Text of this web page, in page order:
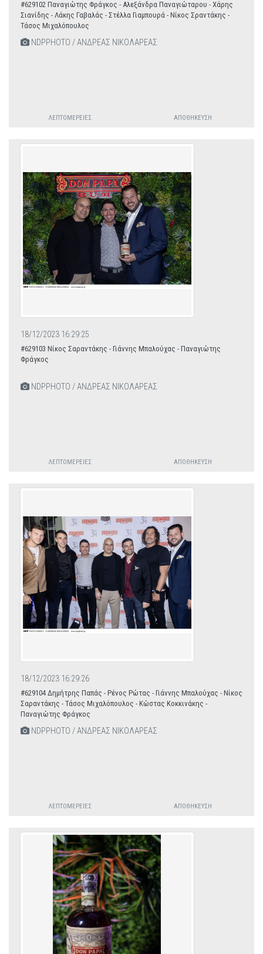
#629102 Παναγιώτης Φράγκος - Αλεξάνδρα Παναγιώταρου - Χάρης
Σιανίδης - Λάκης Γαβαλάς - Στέλλα Γιαμπουρά - Νίκος Σραντάκης -
Τάσος Μιχαλόπουλος
NDPPHOTO / ΑΝΔΡΕΑΣ ΝΙΚΟΛΑΡΕΑΣ
ΛΕΠΤΟΜΈΡΕΙΕΣ ΑΠΟΘΉΚΕΥΣΗ
18/12/2023 16:29:25
#629103 Νίκος Σαραντάκης - Γιάννης Μπαλούχας - Παναγιώτης
Φράγκος
NDPPHOTO / ΑΝΔΡΕΑΣ ΝΙΚΟΛΑΡΕΑΣ
ΛΕΠΤΟΜΈΡΕΙΕΣ ΑΠΟΘΉΚΕΥΣΗ
18/12/2023 16:29:26
#629104 Δημήτρης Παπάς - Ρένος Ρώτας - Γιάννης Μπαλούχας - Νίκος
Σαραντάκης - Τάσος Μιχαλόπουλος - Κώστας Κοκκινάκης -
Παναγιώτης Φράγκος
NDPPHOTO / ΑΝΔΡΕΑΣ ΝΙΚΟΛΑΡΕΑΣ
ΛΕΠΤΟΜΈΡΕΙΕΣ ΑΠΟΘΉΚΕΥΣΗ